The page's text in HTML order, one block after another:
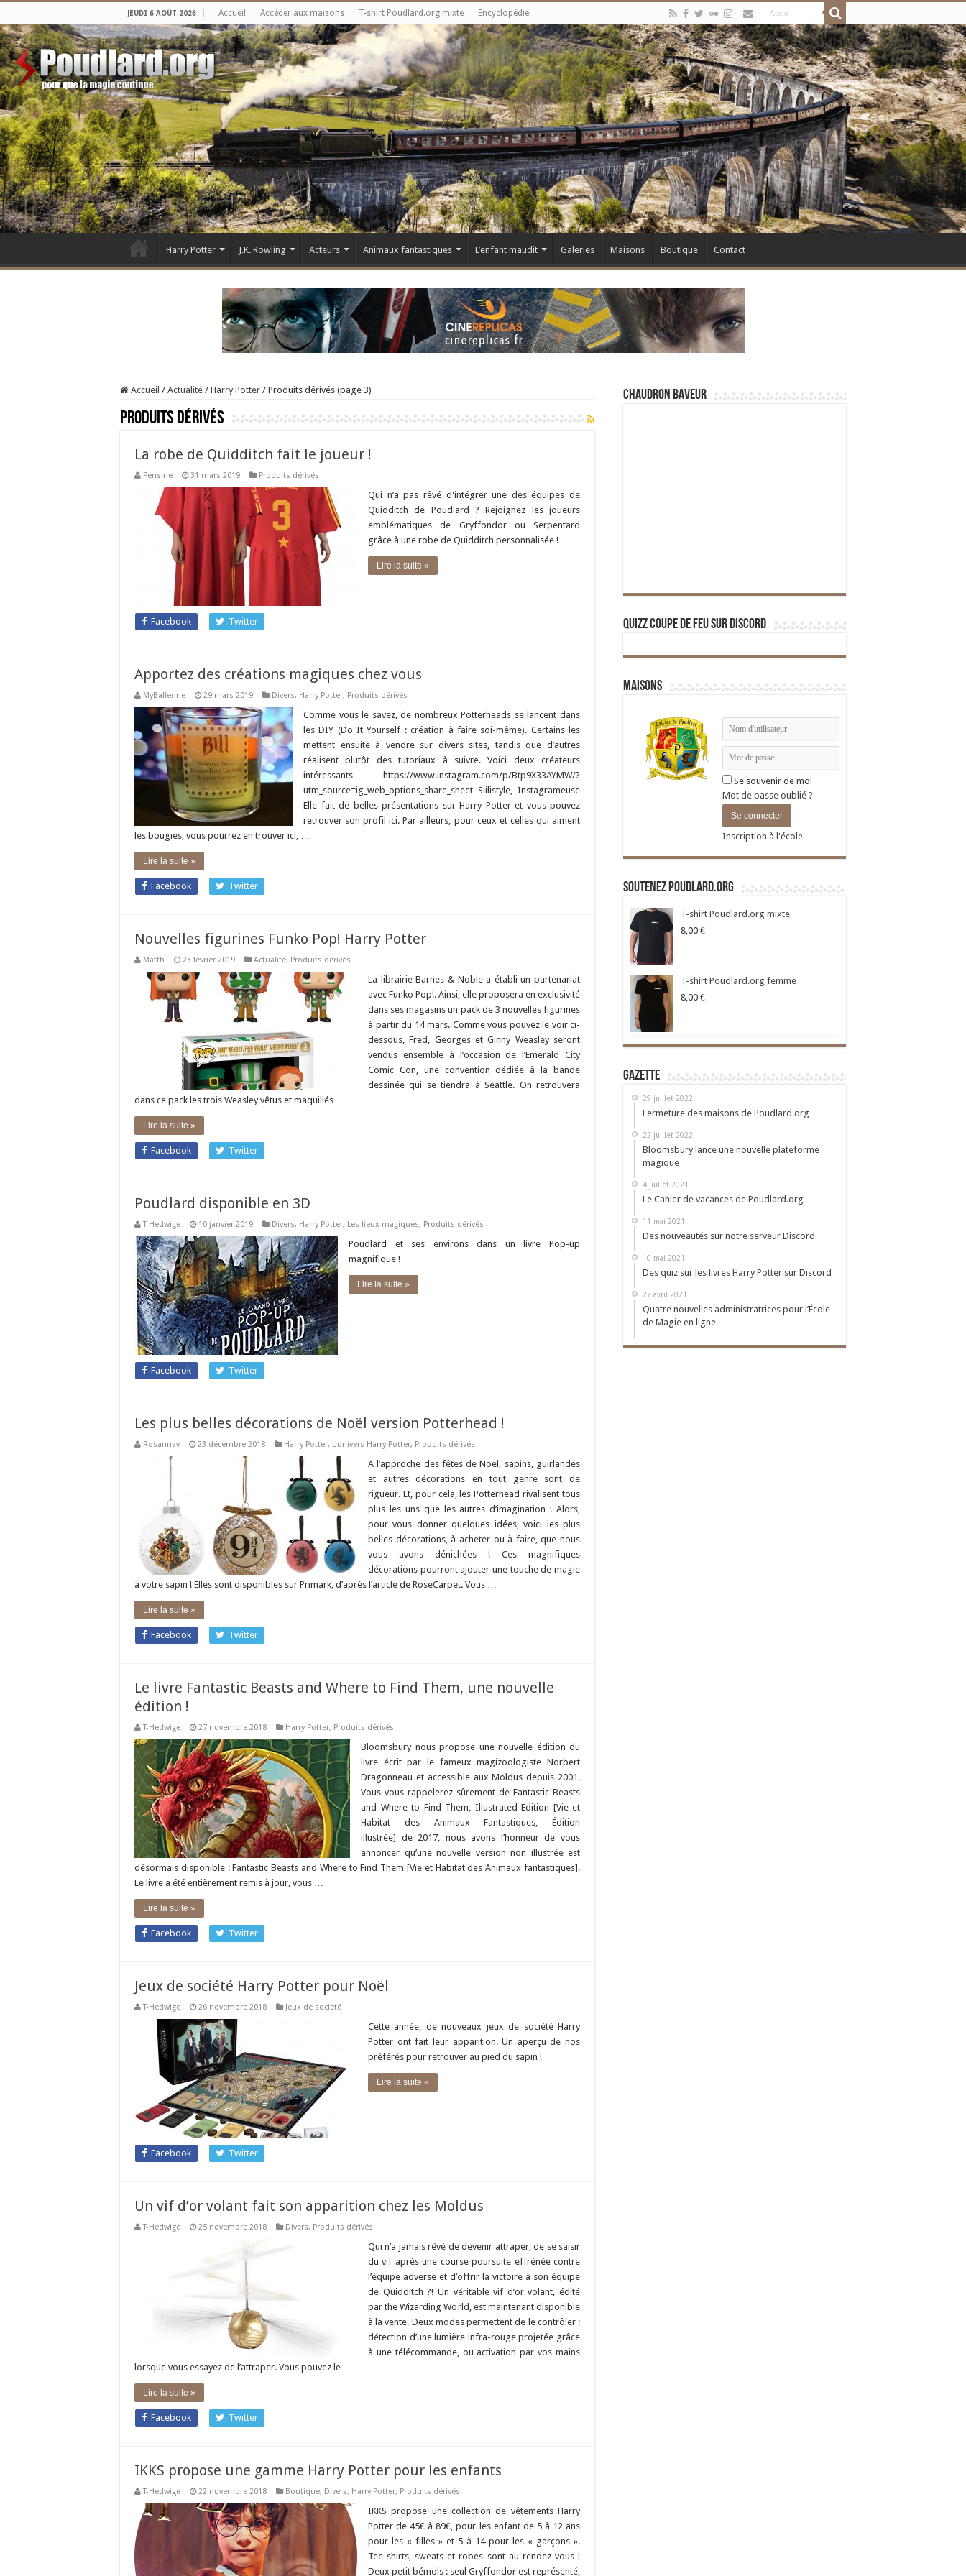
JEUDI 6 AOÛT 2026 Accueil Accéder aux maisons T-shirt Poudlard.org mixte Encyclopédie
Harry Potter J.K. Rowling Acteurs Animaux fantastiques L’enfant maudit Galeries Maisons Boutique Contact
Accueil / Actualité / Harry Potter / Produits dérivés (page 3)
Produits dérivés
La robe de Quidditch fait le joueur !
Pensine 31 mars 2019 Produits dérivés
Qui n’a pas rêvé d'intégrer une des équipes de
Quidditch de Poudlard ? Rejoignez les joueurs
emblématiques de Gryffondor ou Serpentard
grâce à une robe de Quidditch personnalisée !
Lire la suite »
Facebook Twitter
Apportez des créations magiques chez vous
MyBallerine 29 mars 2019 Divers, Harry Potter, Produits dérivés
Comme vous le savez, de nombreux Potterheads se lancent dans
les DIY (Do It Yourself : création à faire soi-même). Certains les
mettent ensuite à vendre sur divers sites, tandis que d’autres
réalisent plutôt des tutoriaux à suivre. Voici deux créateurs
intéressants… https://www.instagram.com/p/Btp9X33AYMW/?
utm_source=ig_web_options_share_sheet Siilistyle, Instagrameuse
Elle fait de belles présentations sur Harry Potter et vous pouvez
retrouver son profil ici. Par ailleurs, pour ceux et celles qui aiment
les bougies, vous pourrez en trouver ici, …
Lire la suite »
Facebook Twitter
Nouvelles figurines Funko Pop! Harry Potter
Matth 23 février 2019 Actualité, Produits dérivés
La librairie Barnes & Noble a établi un partenariat
avec Funko Pop!. Ainsi, elle proposera en exclusivité
dans ses magasins un pack de 3 nouvelles figurines
à partir du 14 mars. Comme vous pouvez le voir ci-
dessous, Fred, Georges et Ginny Weasley seront
vendus ensemble à l’occasion de l’Emerald City
Comic Con, une convention dédiée à la bande
dessinée qui se tiendra à Seattle. On retrouvera
dans ce pack les trois Weasley vêtus et maquillés …
Lire la suite »
Facebook Twitter
Poudlard disponible en 3D
T-Hedwige 10 janvier 2019 Divers, Harry Potter, Les lieux magiques, Produits dérivés
Poudlard et ses environs dans un livre Pop-up
magnifique !
Lire la suite »
Facebook Twitter
Les plus belles décorations de Noël version Potterhead !
Rosannav 23 décembre 2018 Harry Potter, L'univers Harry Potter, Produits dérivés
A l’approche des fêtes de Noël, sapins, guirlandes
et autres décorations en tout genre sont de
rigueur. Et, pour cela, les Potterhead rivalisent tous
plus les uns que les autres d’imagination ! Alors,
pour vous donner quelques idées, voici les plus
belles décorations, à acheter ou à faire, que nous
vous avons dénichées ! Ces magnifiques
décorations pourront ajouter une touche de magie
à votre sapin ! Elles sont disponibles sur Primark, d’après l’article de RoseCarpet. Vous …
Lire la suite »
Facebook Twitter
Le livre Fantastic Beasts and Where to Find Them, une nouvelle
édition !
T-Hedwige 27 novembre 2018 Harry Potter, Produits dérivés
Bloomsbury nous propose une nouvelle édition du
livre écrit par le fameux magizoologiste Norbert
Dragonneau et accessible aux Moldus depuis 2001.
Vous vous rappelerez sûrement de Fantastic Beasts
and Where to Find Them, Illustrated Edition [Vie et
Habitat des Animaux Fantastiques, Édition
illustrée] de 2017, nous avons l’honneur de vous
annoncer qu’une nouvelle version non illustrée est
désormais disponible : Fantastic Beasts and Where to Find Them [Vie et Habitat des Animaux fantastiques].
Le livre a été entièrement remis à jour, vous …
Lire la suite »
Facebook Twitter
Jeux de société Harry Potter pour Noël
T-Hedwige 26 novembre 2018 Jeux de société
Cette année, de nouveaux jeux de société Harry
Potter ont fait leur apparition. Un aperçu de nos
préférés pour retrouver au pied du sapin !
Lire la suite »
Facebook Twitter
Un vif d’or volant fait son apparition chez les Moldus
T-Hedwige 25 novembre 2018 Divers, Produits dérivés
Qui n’a jamais rêvé de devenir attraper, de se saisir
du vif après une course poursuite effrénée contre
l’équipe adverse et d’offrir la victoire à son équipe
de Quidditch ?! Un véritable vif d’or volant, édité
par the Wizarding World, est maintenant disponible
à la vente. Deux modes permettent de le contrôler :
détection d’une lumière infra-rouge projetée grâce
à une télécommande, ou activation par vos mains
lorsque vous essayez de l’attraper. Vous pouvez le …
Lire la suite »
Facebook Twitter
IKKS propose une gamme Harry Potter pour les enfants
T-Hedwige 22 novembre 2018 Boutique, Divers, Harry Potter, Produits dérivés
IKKS propose une collection de vêtements Harry
Potter de 45€ à 89€, pour les enfant de 5 à 12 ans
pour les « filles » et 5 à 14 pour les « garçons ».
Tee-shirts, sweats et robes sont au rendez-vous !
Deux petit bémols : seul Gryffondor est représenté,
Chaudron Baveur
Quizz Coupe de Feu sur Discord
Maisons
Se souvenir de moi
Mot de passe oublié ?
Inscription à l'école
Soutenez Poudlard.org
T-shirt Poudlard.org mixte
8,00 €
T-shirt Poudlard.org femme
8,00 €
Gazette
29 juillet 2022
Fermeture des maisons de Poudlard.org
22 juillet 2022
Bloomsbury lance une nouvelle plateforme
magique
4 juillet 2021
Le Cahier de vacances de Poudlard.org
11 mai 2021
Des nouveautés sur notre serveur Discord
10 mai 2021
Des quiz sur les livres Harry Potter sur Discord
27 avril 2021
Quatre nouvelles administratrices pour l’École
de Magie en ligne